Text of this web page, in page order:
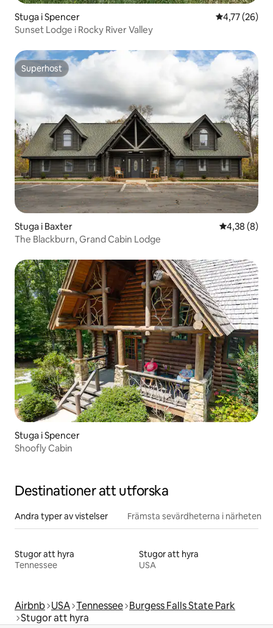
Stuga i Spencer 4,77 av 5 i
4,77 (26)
Sunset Lodge i Rocky River Valley
Superhost
Superhost
Stuga i Baxter 4,38 av 5 i
4,38 (8)
The Blackburn, Grand Cabin Lodge
Stuga i Spencer
Shoofly Cabin
Destinationer att utforska
Andra typer av vistelser Främsta sevärdheterna i närheten
Stugor att hyra
Tennessee
Stugor att hyra
USA
Airbnb USA Tennessee Burgess Falls State Park
Stugor att hyra